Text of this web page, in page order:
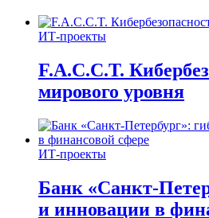
ИТ-проекты
F.A.C.C.T.
мирового уровня
ИТ-проекты
Банк «Санкт-
и инновации в